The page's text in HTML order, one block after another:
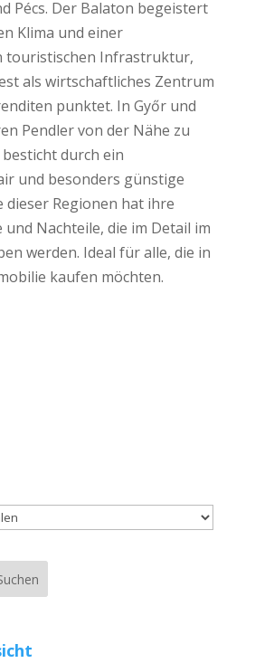
Pécs. Der Balaton begeistert
Klima und einer
touristischen Infrastruktur,
als wirtschaftliches Zentrum
punktet. In Győr und
Pendler von der Nähe zu
durch ein
und besonders günstige
dieser Regionen hat ihre
Nachteile, die im Detail im
werden. Ideal für alle, die in
kaufen möchten.